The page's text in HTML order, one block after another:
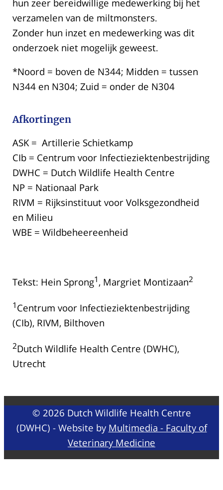
hun zeer bereidwillige medewerking bij het
verzamelen van de miltmonsters.
Zonder hun inzet en medewerking was dit
onderzoek niet mogelijk geweest.
*Noord = boven de N344; Midden = tussen
N344 en N304; Zuid = onder de N304
Afkortingen
ASK = Artillerie Schietkamp
CIb = Centrum voor Infectieziektenbestrijding
DWHC = Dutch Wildlife Health Centre
NP = Nationaal Park
RIVM = Rijksinstituut voor Volksgezondheid
en Milieu
WBE = Wildbeheereenheid
Tekst: Hein Sprong1, Margriet Montizaan2
1Centrum voor Infectieziektenbestrijding
(CIb), RIVM, Bilthoven
2Dutch Wildlife Health Centre (DWHC),
Utrecht
© 2026 Dutch Wildlife Health Centre
(DWHC) - Website by Multimedia - Faculty of
Veterinary Medicine